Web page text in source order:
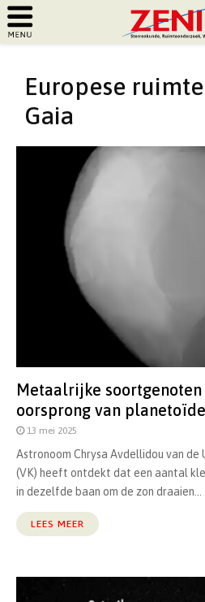
PRIMARY
MENU
Europese
Gaia
Metaalrijke
oorsprong van
13 mei 2025
Astronoom Chrysa Avdellidou van
(VK) heeft ontdekt dat een aantal
in dezelfde baan om de zon draaien...
LEES MEER